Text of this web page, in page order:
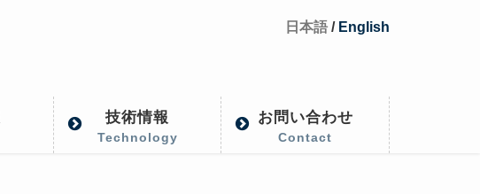
日本語 / English
技術情報
Technology
お問い合わせ
Contact